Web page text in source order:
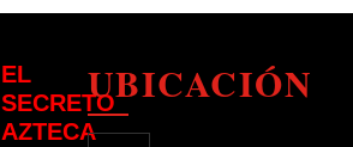
EL
SECRETO
AZTECA
UBICACIÓN